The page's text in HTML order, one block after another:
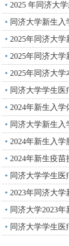
2025 年同济大
同济大学新生入
2025年同济大
2025年同济大
2025年同济大
同济大学学生医
2024年新生入学
同济大学新生入
2024年新生入
2024年新生疫苗
同济大学学生医
2023年同济大
同济大学2023
同济大学学生医